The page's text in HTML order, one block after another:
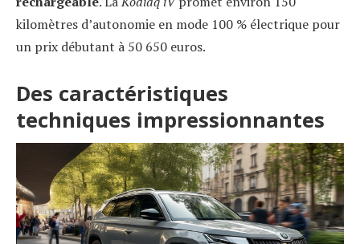
kilomètres d’autonomie en mode 100 % électrique pour
un prix débutant à 50 650 euros.
Des caractéristiques
techniques impressionnantes